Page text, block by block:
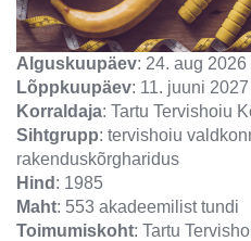
Alguskuupäev: 24. aug 2026
Lõppkuupäev: 11. juuni 2027
Korraldaja: Tartu Tervishoiu
Sihtgrupp: tervishoiu
rakenduskõrgharidus
Hind : 1985
Maht: 553 akadeemilist tundi
Toimumiskoht: Tartu